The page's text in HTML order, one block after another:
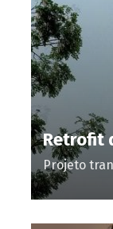
Retrofit
Projeto